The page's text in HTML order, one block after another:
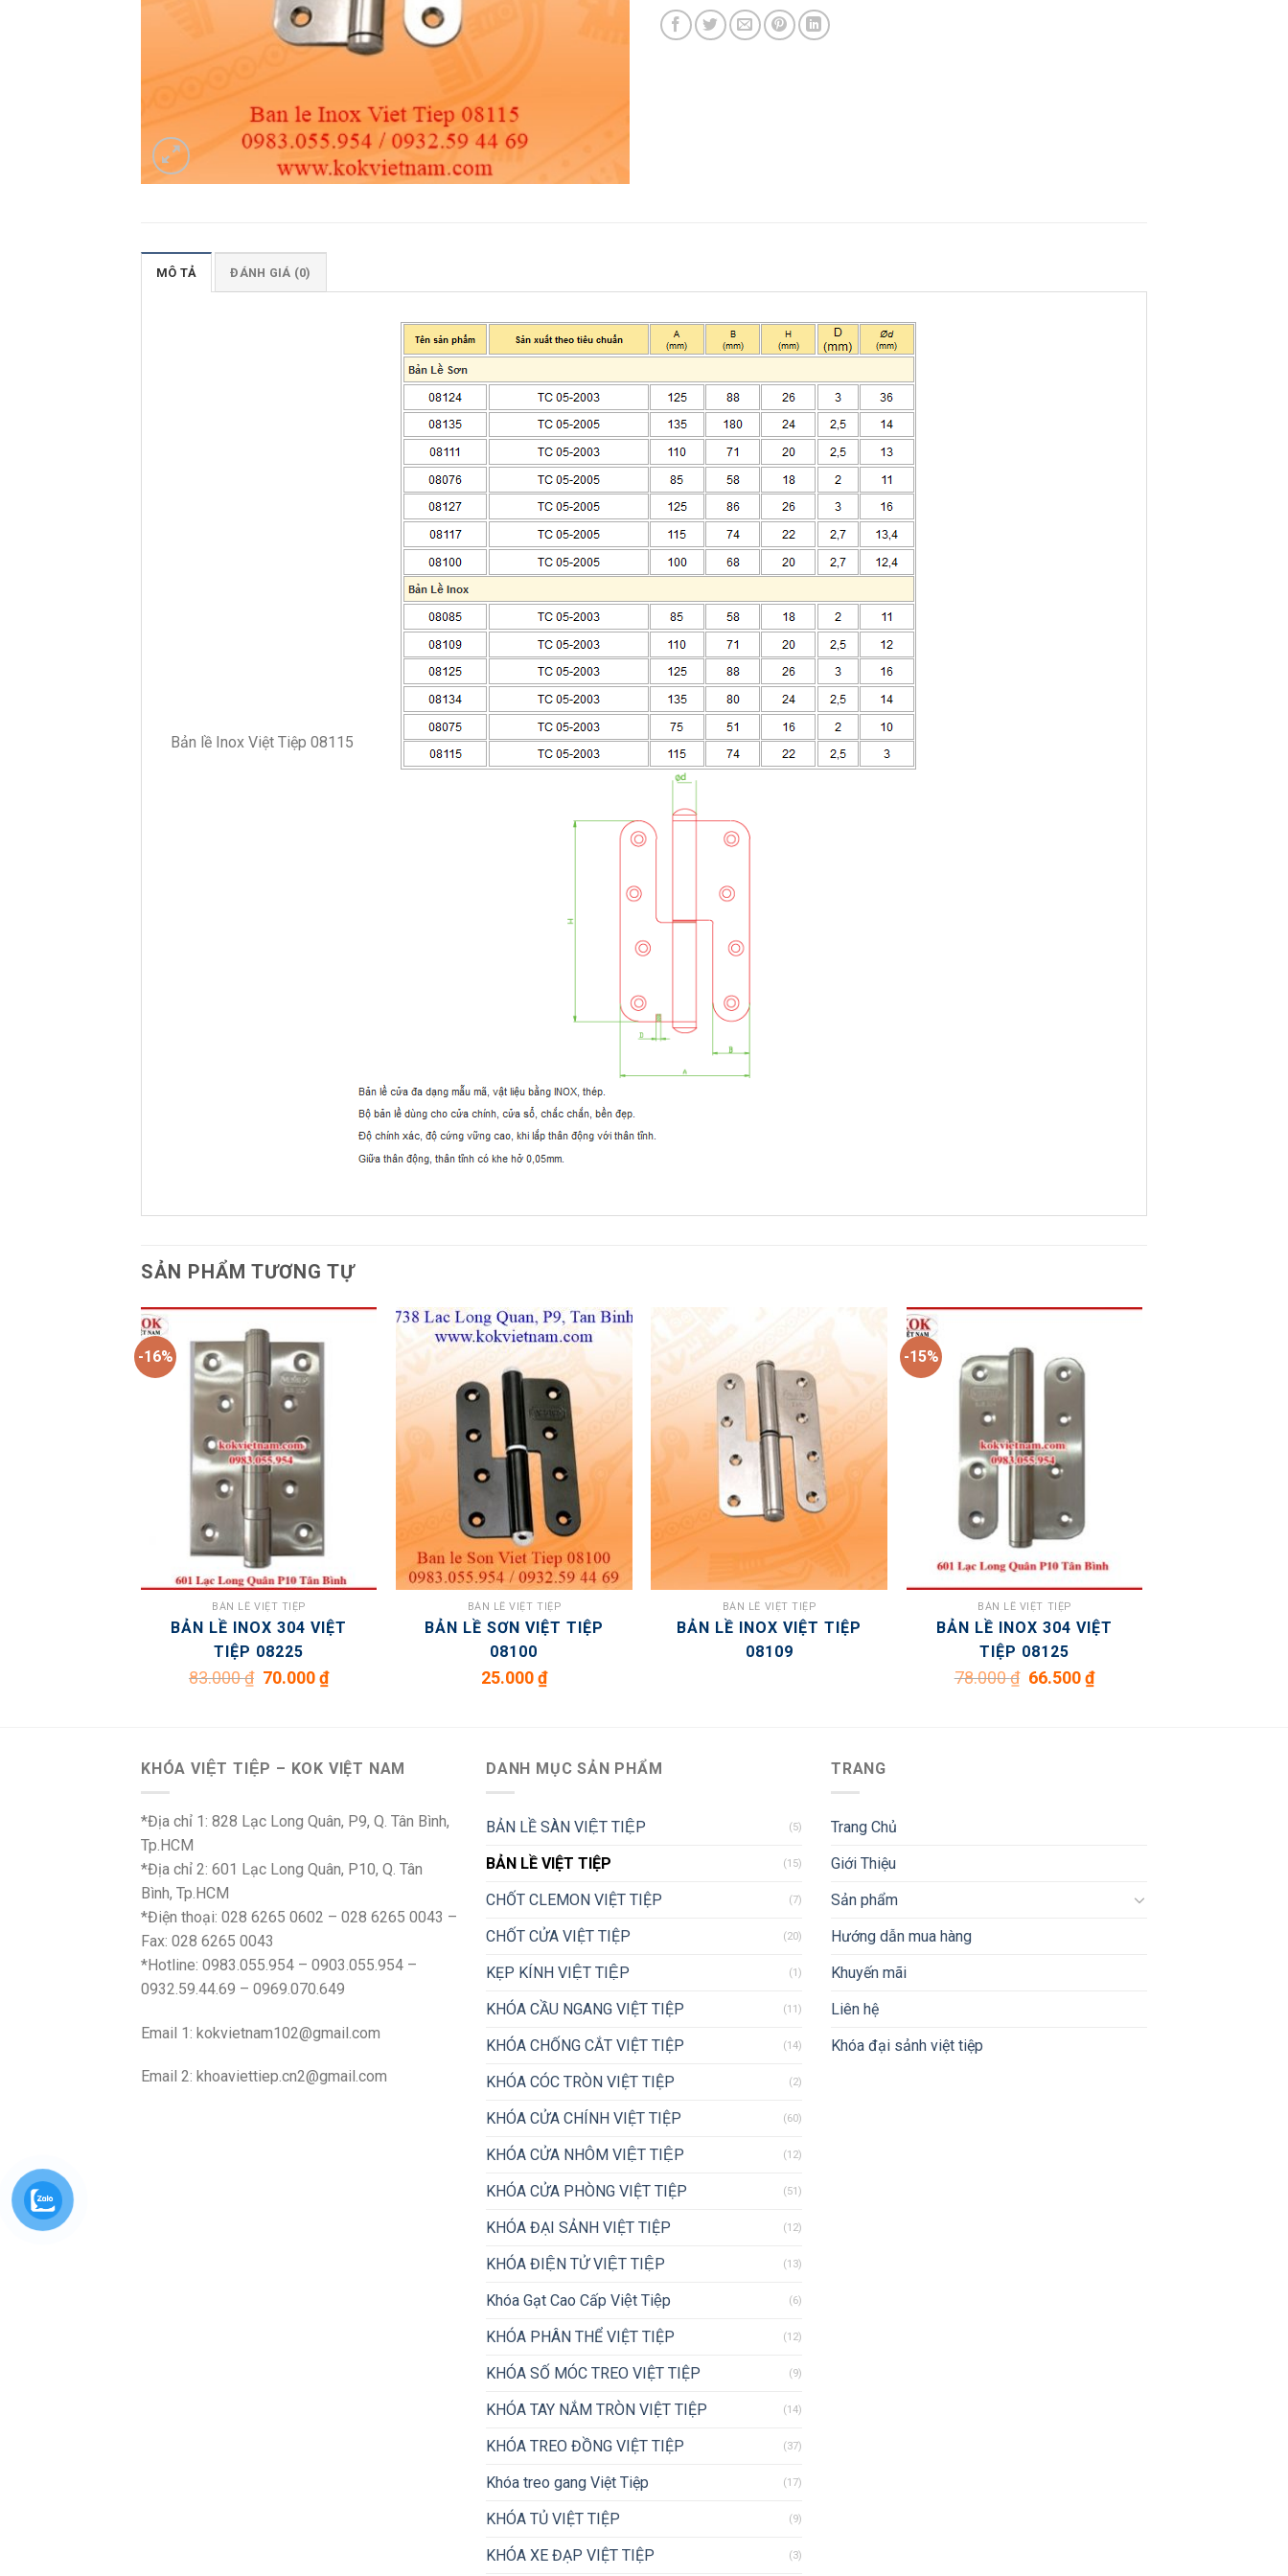
MÔ TẢ ĐÁNH GIÁ (0)
Bản lề Inox Việt Tiệp 08115
SẢN PHẨM TƯƠNG TỰ
-16%
BẢN LỀ VIỆT TIỆP
BẢN LỀ INOX 304 VIỆT
TIỆP 08225
83.000₫ Giá
gốc
70.000₫Giá
hiện
BẢN LỀ VIỆT TIỆP
BẢN LỀ SƠN VIỆT TIỆP
08100
25.000₫
BẢN LỀ VIỆT TIỆP
BẢN LỀ INOX VIỆT TIỆP
08109
-15%
BẢN LỀ VIỆT TIỆP
BẢN LỀ INOX 304 VIỆT
TIỆP 08125
78.000₫
Giá
gốc
66.500₫Giá
hiện
KHÓA VIỆT TIỆP – KOK VIỆT NAM
*Địa chỉ 1: 828 Lạc Long Quân, P9, Q. Tân Bình,
Tp.HCM
*Địa chỉ 2: 601 Lạc Long Quân, P10, Q. Tân
Bình, Tp.HCM
*Điện thoại: 028 6265 0602 – 028 6265 0043 –
Fax: 028 6265 0043
*Hotline: 0983.055.954 – 0903.055.954 –
0932.59.44.69 – 0969.070.649
Email 1: kokvietnam102@gmail.com
Email 2: khoaviettiep.cn2@gmail.com
DANH MỤC SẢN PHẨM
BẢN LỀ SÀN VIỆT TIỆP (5)
BẢN LỀ VIỆT TIỆP (15)
CHỐT CLEMON VIỆT TIỆP (7)
CHỐT CỬA VIỆT TIỆP (20)
KẸP KÍNH VIỆT TIỆP (1)
KHÓA CẦU NGANG VIỆT TIỆP (11)
KHÓA CHỐNG CẮT VIỆT TIỆP (14)
KHÓA CÓC TRÒN VIỆT TIỆP (2)
KHÓA CỬA CHÍNH VIỆT TIỆP (60)
KHÓA CỬA NHÔM VIỆT TIỆP (12)
KHÓA CỬA PHÒNG VIỆT TIỆP (51)
KHÓA ĐẠI SẢNH VIỆT TIỆP (12)
KHÓA ĐIỆN TỬ VIỆT TIỆP (13)
Khóa Gạt Cao Cấp Việt Tiệp (6)
KHÓA PHÂN THỂ VIỆT TIỆP (12)
KHÓA SỐ MÓC TREO VIỆT TIỆP (9)
KHÓA TAY NẮM TRÒN VIỆT TIỆP (14)
KHÓA TREO ĐỒNG VIỆT TIỆP (37)
Khóa treo gang Việt Tiệp (17)
KHÓA TỦ VIỆT TIỆP (9)
KHÓA XE ĐẠP VIỆT TIỆP (3)
TRANG
Trang Chủ
Giới Thiệu
Sản phẩm
Hướng dẫn mua hàng
Khuyến mãi
Liên hệ
Khóa đại sảnh việt tiệp